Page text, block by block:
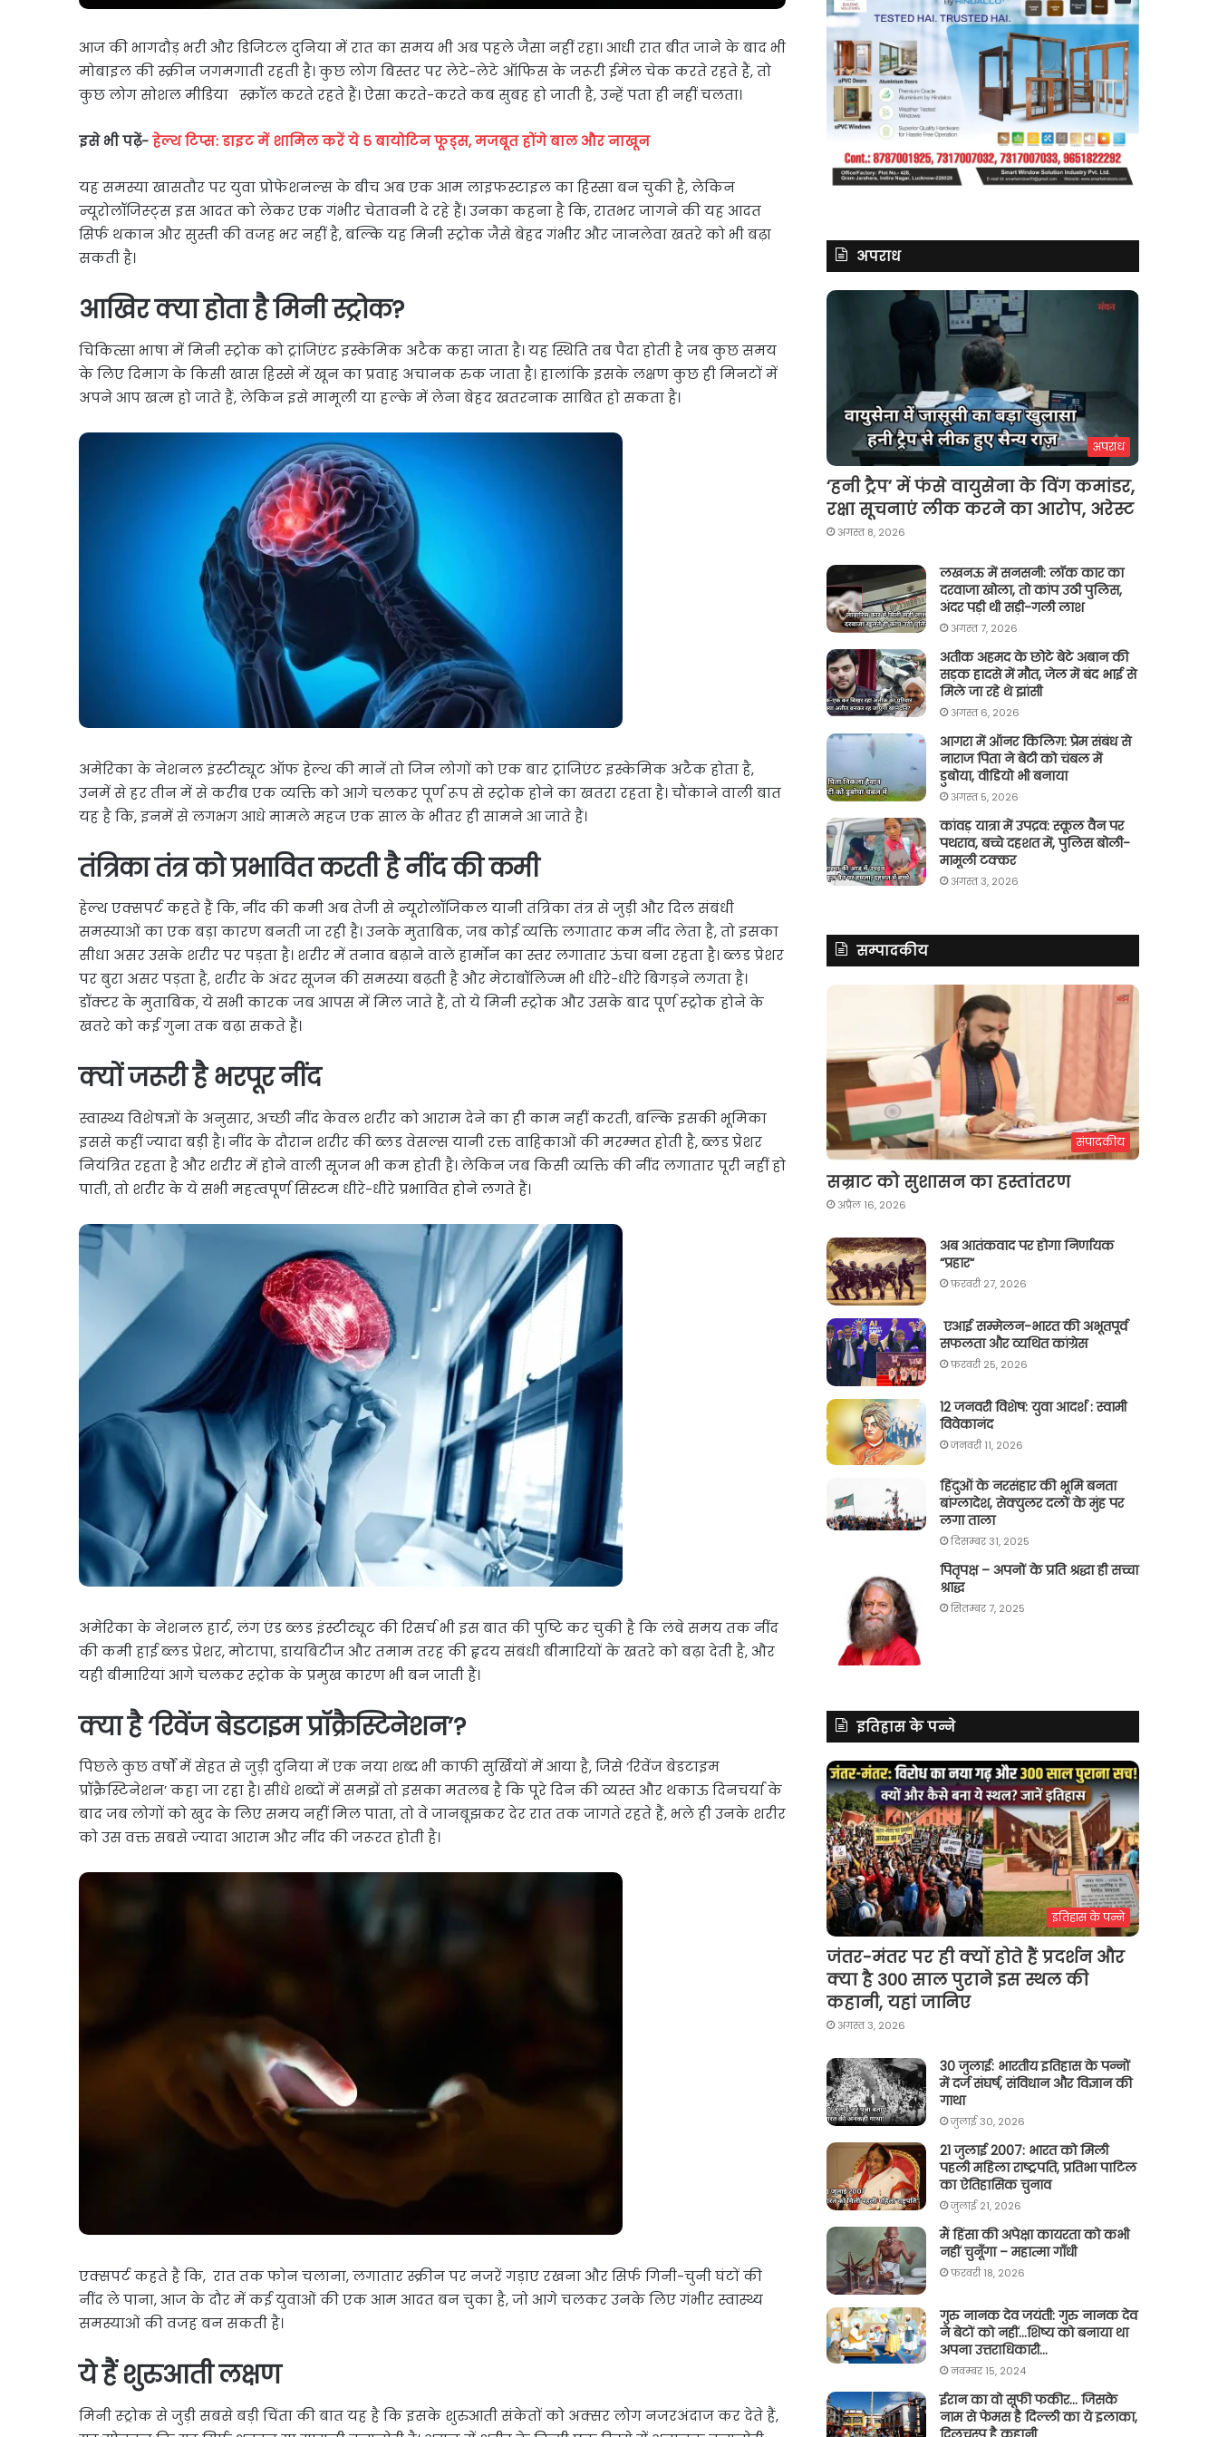
आज की भागदौड़ भरी और डिजिटल दुनिया में रात का समय भी अब पहले जैसा नहीं रहा। आधी रात बीत जाने के बाद भी
मोबाइल की स्क्रीन जगमगाती रहती है। कुछ लोग बिस्तर पर लेटे-लेटे ऑफिस के जरूरी ईमेल चेक करते रहते हैं, तो
कुछ लोग सोशल मीडिया स्क्रॉल करते रहते हैं। ऐसा करते-करते कब सुबह हो जाती है, उन्हें पता ही नहीं चलता।
इसे भी पढ़ें-हेल्थ टिप्स: डाइट में शामिल करें ये 5 बायोटिन फूड्स, मजबूत होंगे बाल और नाखून
यह समस्या खासतौर पर युवा प्रोफेशनल्स के बीच अब एक आम लाइफस्टाइल का हिस्सा बन चुकी है, लेकिन
न्यूरोलॉजिस्ट्स इस आदत को लेकर एक गंभीर चेतावनी दे रहे हैं। उनका कहना है कि, रातभर जागने की यह आदत
सिर्फ थकान और सुस्ती की वजह भर नहीं है, बल्कि यह मिनी स्ट्रोक जैसे बेहद गंभीर और जानलेवा खतरे को भी बढ़ा
सकती है।
आखिर क्या होता है मिनी स्ट्रोक?
चिकित्सा भाषा में मिनी स्ट्रोक को ट्रांजिएंट इस्केमिक अटैक कहा जाता है। यह स्थिति तब पैदा होती है जब कुछ समय
के लिए दिमाग के किसी खास हिस्से में खून का प्रवाह अचानक रुक जाता है। हालांकि इसके लक्षण कुछ ही मिनटों में
अपने आप खत्म हो जाते हैं, लेकिन इसे मामूली या हल्के में लेना बेहद खतरनाक साबित हो सकता है।
अमेरिका के नेशनल इंस्टीट्यूट ऑफ हेल्थ की मानें तो जिन लोगों को एक बार ट्रांजिएंट इस्केमिक अटैक होता है,
उनमें से हर तीन में से करीब एक व्यक्ति को आगे चलकर पूर्ण रूप से स्ट्रोक होने का खतरा रहता है। चौंकाने वाली बात
यह है कि, इनमें से लगभग आधे मामले महज एक साल के भीतर ही सामने आ जाते हैं।
तंत्रिका तंत्र को प्रभावित करती है नींद की कमी
हेल्थ एक्सपर्ट कहते हैं कि, नींद की कमी अब तेजी से न्यूरोलॉजिकल यानी तंत्रिका तंत्र से जुड़ी और दिल संबंधी
समस्याओं का एक बड़ा कारण बनती जा रही है। उनके मुताबिक, जब कोई व्यक्ति लगातार कम नींद लेता है, तो इसका
सीधा असर उसके शरीर पर पड़ता है। शरीर में तनाव बढ़ाने वाले हार्मोन का स्तर लगातार ऊंचा बना रहता है। ब्लड प्रेशर
पर बुरा असर पड़ता है, शरीर के अंदर सूजन की समस्या बढ़ती है और मेटाबॉलिज्म भी धीरे-धीरे बिगड़ने लगता है।
डॉक्टर के मुताबिक, ये सभी कारक जब आपस में मिल जाते हैं, तो ये मिनी स्ट्रोक और उसके बाद पूर्ण स्ट्रोक होने के
खतरे को कई गुना तक बढ़ा सकते हैं।
क्यों जरूरी है भरपूर नींद
स्वास्थ्य विशेषज्ञों के अनुसार, अच्छी नींद केवल शरीर को आराम देने का ही काम नहीं करती, बल्कि इसकी भूमिका
इससे कहीं ज्यादा बड़ी है। नींद के दौरान शरीर की ब्लड वेसल्स यानी रक्त वाहिकाओं की मरम्मत होती है, ब्लड प्रेशर
नियंत्रित रहता है और शरीर में होने वाली सूजन भी कम होती है। लेकिन जब किसी व्यक्ति की नींद लगातार पूरी नहीं हो
पाती, तो शरीर के ये सभी महत्वपूर्ण सिस्टम धीरे-धीरे प्रभावित होने लगते हैं।
अमेरिका के नेशनल हार्ट, लंग एंड ब्लड इंस्टीट्यूट की रिसर्च भी इस बात की पुष्टि कर चुकी है कि लंबे समय तक नींद
की कमी हाई ब्लड प्रेशर, मोटापा, डायबिटीज और तमाम तरह की हृदय संबंधी बीमारियों के खतरे को बढ़ा देती है, और
यही बीमारियां आगे चलकर स्ट्रोक के प्रमुख कारण भी बन जाती हैं।
क्या है ‘रिवेंज बेडटाइम प्रॉक्रैस्टिनेशन’?
पिछले कुछ वर्षों में सेहत से जुड़ी दुनिया में एक नया शब्द भी काफी सुर्खियों में आया है, जिसे ‘रिवेंज बेडटाइम
प्रॉक्रैस्टिनेशन’ कहा जा रहा है। सीधे शब्दों में समझें तो इसका मतलब है कि पूरे दिन की व्यस्त और थकाऊ दिनचर्या के
बाद जब लोगों को खुद के लिए समय नहीं मिल पाता, तो वे जानबूझकर देर रात तक जागते रहते हैं, भले ही उनके शरीर
को उस वक्त सबसे ज्यादा आराम और नींद की जरूरत होती है।
एक्सपर्ट कहते हैं कि, रात तक फोन चलाना, लगातार स्क्रीन पर नजरें गड़ाए रखना और सिर्फ गिनी-चुनी घंटों की
नींद ले पाना, आज के दौर में कई युवाओं की एक आम आदत बन चुका है, जो आगे चलकर उनके लिए गंभीर स्वास्थ्य
समस्याओं की वजह बन सकती है।
ये हैं शुरुआती लक्षण
मिनी स्ट्रोक से जुड़ी सबसे बड़ी चिंता की बात यह है कि इसके शुरुआती संकेतों को अक्सर लोग नजरअंदाज कर देते हैं,
अपराध
अपराध
‘हनी ट्रैप’ में फंसे वायुसेना के विंग कमांडर,
रक्षा सूचनाएं लीक करने का आरोप, अरेस्ट
अगस्त 8, 2026
लखनऊ में सनसनी: लॉक कार का
दरवाजा खोला, तो कांप उठी पुलिस,
अंदर पड़ी थी सड़ी-गली लाश
अगस्त 7, 2026
अतीक अहमद के छोटे बेटे अबान की
सड़क हादसे में मौत, जेल में बंद भाई से
मिले जा रहे थे झांसी
अगस्त 6, 2026
आगरा में ऑनर किलिग़: प्रेम संबंध से
नाराज पिता ने बेटी को चंबल में
डुबोया, वीडियो भी बनाया
अगस्त 5, 2026
कांवड़ यात्रा में उपद्रव: स्कूल वैन पर
पथराव, बच्चे दहशत में, पुलिस बोली-
मामूली टक्कर
अगस्त 3, 2026
सम्पादकीय
संपादकीय
सम्राट को सुशासन का हस्तांतरण
अप्रैल 16, 2026
अब आतंकवाद पर होगा निर्णायक
“प्रहार“
फ़रवरी 27, 2026
एआई सम्मेलन-भारत की अभूतपूर्व
सफलता और व्यथित कांग्रेस
फ़रवरी 25, 2026
12 जनवरी विशेष: युवा आदर्श : स्वामी
विवेकानंद
जनवरी 11, 2026
हिंदुओं के नरसंहार की भूमि बनता
बांग्लादेश, सेक्युलर दलों के मुंह पर
लगा ताला
दिसम्बर 31, 2025
पितृपक्ष – अपनों के प्रति श्रद्धा ही सच्चा
श्राद्ध
सितम्बर 7, 2025
इतिहास के पन्ने
इतिहास के पन्ने
जंतर-मंतर पर ही क्यों होते हैं प्रदर्शन और
क्या है 300 साल पुराने इस स्थल की
कहानी, यहां जानिए
अगस्त 3, 2026
30 जुलाई: भारतीय इतिहास के पन्नों
में दर्ज संघर्ष, संविधान और विज्ञान की
गाथा
जुलाई 30, 2026
21 जुलाई 2007: भारत को मिली
पहली महिला राष्ट्रपति, प्रतिभा पाटिल
का ऐतिहासिक चुनाव
जुलाई 21, 2026
मैं हिंसा की अपेक्षा कायरता को कभी
नहीं चुनूँगा – महात्मा गाँधी
फ़रवरी 18, 2026
गुरु नानक देव जयंती: गुरु नानक देव
ने बेटों को नहीं…शिष्य को बनाया था
अपना उत्तराधिकारी…
नवम्बर 15, 2024
ईरान का वो सूफी फकीर… जिसके
नाम से फेमस है दिल्ली का ये इलाका,